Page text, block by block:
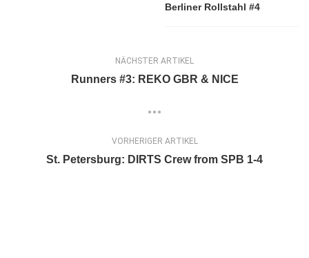
Berliner Rollstahl #4
NÄCHSTER ARTIKEL
Runners #3: REKO GBR & NICE
VORHERIGER ARTIKEL
St. Petersburg: DIRTS Crew from SPB 1-4